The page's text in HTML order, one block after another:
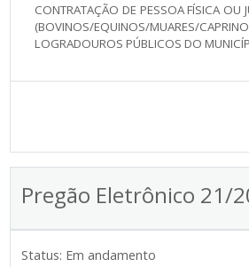
CONTRATAÇÃO DE PESSOA FÍSICA OU
(BOVINOS/EQUINOS/MUARES/
LOGRADOUROS PÚBLICOS DO
Pregão Eletrônico 21/
Status: Em andamento